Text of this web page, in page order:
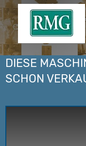
DIESE
SCHON